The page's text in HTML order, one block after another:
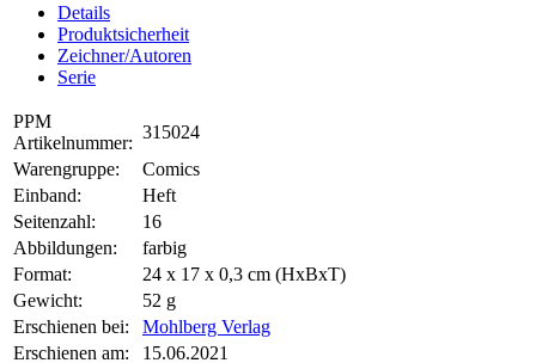
Details
Produktsicherheit
Zeichner/Autoren
Serie
PPM
Artikelnummer:
315024
Warengruppe:
Comics
Einband:
Heft
Seitenzahl:
16
Abbildungen:
farbig
Format:
24 x 17 x 0,3 cm (HxBxT)
Gewicht:
52 g
Erschienen bei:
Mohlberg Verlag
Erschienen am:
15.06.2021